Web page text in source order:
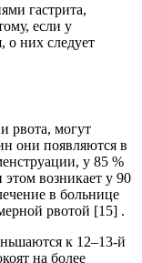
гастрита,
если у
о них следует
рвота, могут
они появляются в
у 85 %
возникает у 90
в больнице
рвотой [15] .
к 12–13-й
на более